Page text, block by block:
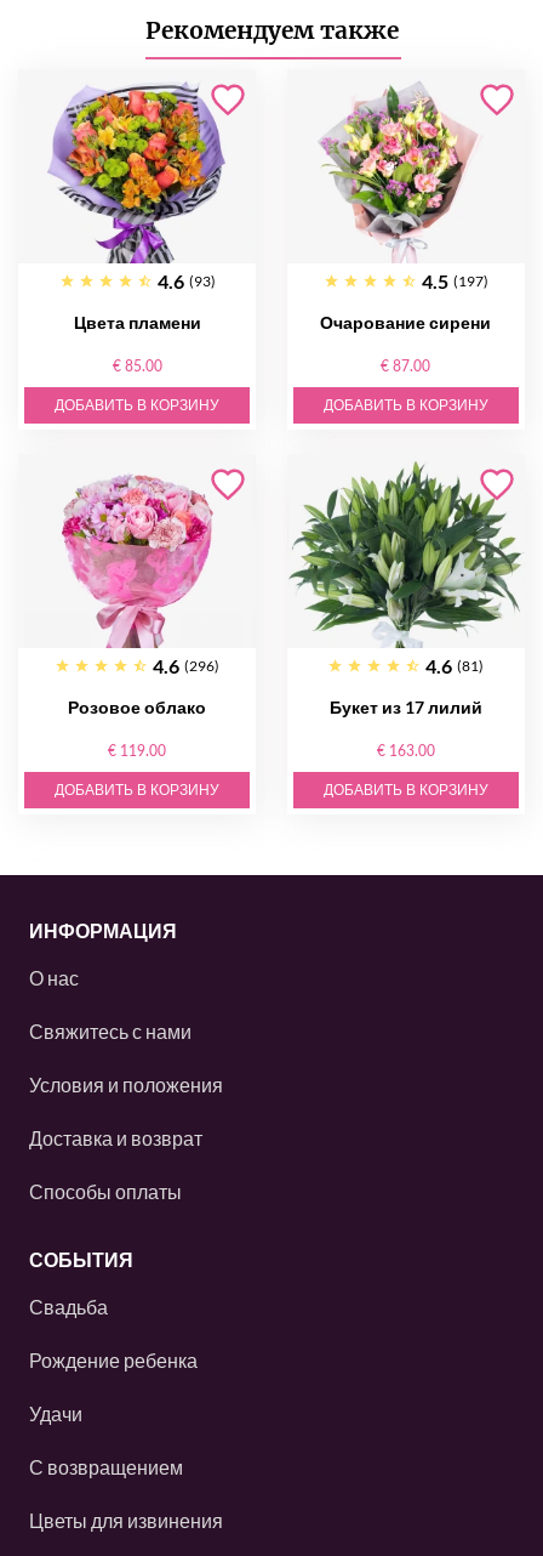
Рекомендуем также
4.6 (93)
Цвета пламени
€ 85.00
ДОБАВИТЬ В КОРЗИНУ
4.5 (197)
Очарование сирени
€ 87.00
ДОБАВИТЬ В КОРЗИНУ
4.6 (296)
Розовое облако
€ 119.00
ДОБАВИТЬ В КОРЗИНУ
4.6 (81)
Букет из 17 лилий
€ 163.00
ДОБАВИТЬ В КОРЗИНУ
ИНФОРМАЦИЯ
О нас
Свяжитесь с нами
Условия и положения
Доставка и возврат
Способы оплаты
СОБЫТИЯ
Свадьба
Рождение ребенка
Удачи
С возвращением
Цветы для извинения